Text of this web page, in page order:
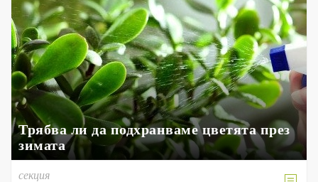
Трябва ли да подхранваме цветята през
зимата
секция